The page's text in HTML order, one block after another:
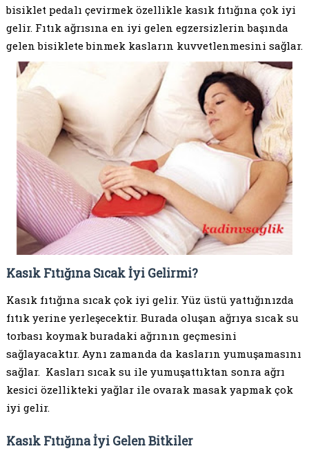
bisiklet pedalı çevirmek özellikle kasık fıtığına çok iyi
gelir. Fıtık ağrısına en iyi gelen egzersizlerin başında
gelen bisiklete binmek kasların kuvvetlenmesini sağlar.
Kasık Fıtığına Sıcak İyi Gelirmi?
Kasık fıtığına sıcak çok iyi gelir. Yüz üstü yattığınızda
fıtık yerine yerleşecektir. Burada oluşan ağrıya sıcak su
torbası koymak buradaki ağrının geçmesini
sağlayacaktır. Aynı zamanda da kasların yumuşamasını
sağlar. Kasları sıcak su ile yumuşattıktan sonra ağrı
kesici özellikteki yağlar ile ovarak masak yapmak çok
iyi gelir.
Kasık Fıtığına İyi Gelen Bitkiler